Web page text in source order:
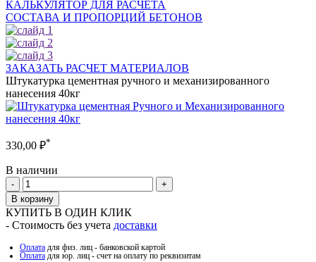
КАЛЬКУЛЯТОР ДЛЯ РАСЧЁТА
СОСТАВА И ПРОПОРЦИЙ БЕТОНОВ
ЗАКАЗАТЬ РАСЧЕТ МАТЕРИАЛОВ
Штукатурка цементная ручного и механизированного
нанесения 40кг
330,00 ₽*
В наличии
Количество
В корзину
КУПИТЬ В ОДИН КЛИК
- Стоимость без учета доставки
Оплата для физ. лиц - банковской картой
Оплата для юр. лиц - счет на оплату по реквизитам